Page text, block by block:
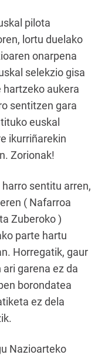
pilota
lortu duelako
onarpena
selekzio gisa
aukera
sentitzen gara
euskal
ikurriñarekin
Zorionak!
sentitu arren,
( Nafarroa
Zuberoko )
parte hartu
Horregatik, gaur
garena ez da
borondatea
ez dela
Nazioarteko